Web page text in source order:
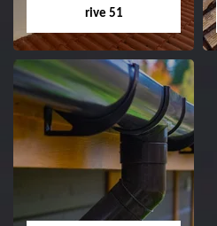
rive 51
Réparation et
changement de
tuile de rive 51